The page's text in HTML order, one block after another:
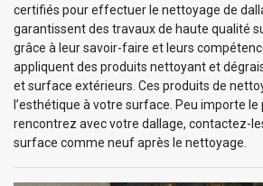
certifiés pour effectuer le nettoyage de
garantissent des travaux de haute qualité
grâce à leur savoir-faire et leurs
appliquent des produits nettoyant et
et surface extérieurs. Ces produits de
l’esthétique à votre surface. Peu importe
rencontrez avec votre dallage, contactez-
surface comme neuf après le nettoyage.